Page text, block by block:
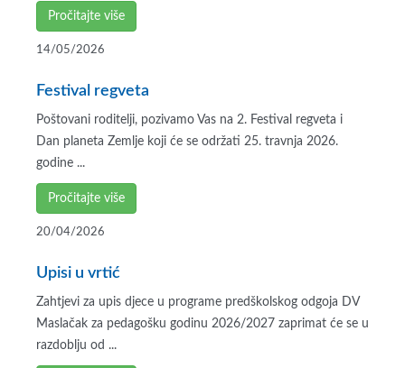
Pročitajte više
14/05/2026
Festival regveta
Poštovani roditelji, pozivamo Vas na 2. Festival regveta i
Dan planeta Zemlje koji će se održati 25. travnja 2026.
godine ...
Pročitajte više
20/04/2026
Upisi u vrtić
Zahtjevi za upis djece u programe predškolskog odgoja DV
Maslačak za pedagošku godinu 2026/2027 zaprimat će se u
razdoblju od ...